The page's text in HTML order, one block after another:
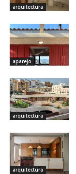
arquitectura
aparejo
arquitectura
arquitectura